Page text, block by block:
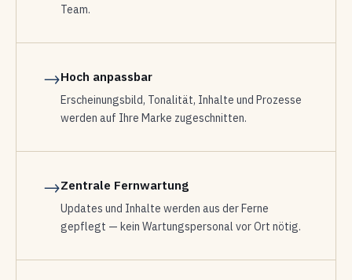
Team.
→Hoch anpassbar
Erscheinungsbild, Tonalität, Inhalte und Prozesse
werden auf Ihre Marke zugeschnitten.
→Zentrale Fernwartung
Updates und Inhalte werden aus der Ferne
gepflegt — kein Wartungspersonal vor Ort nötig.